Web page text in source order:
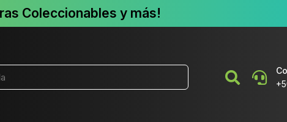
Coleccionables y más!